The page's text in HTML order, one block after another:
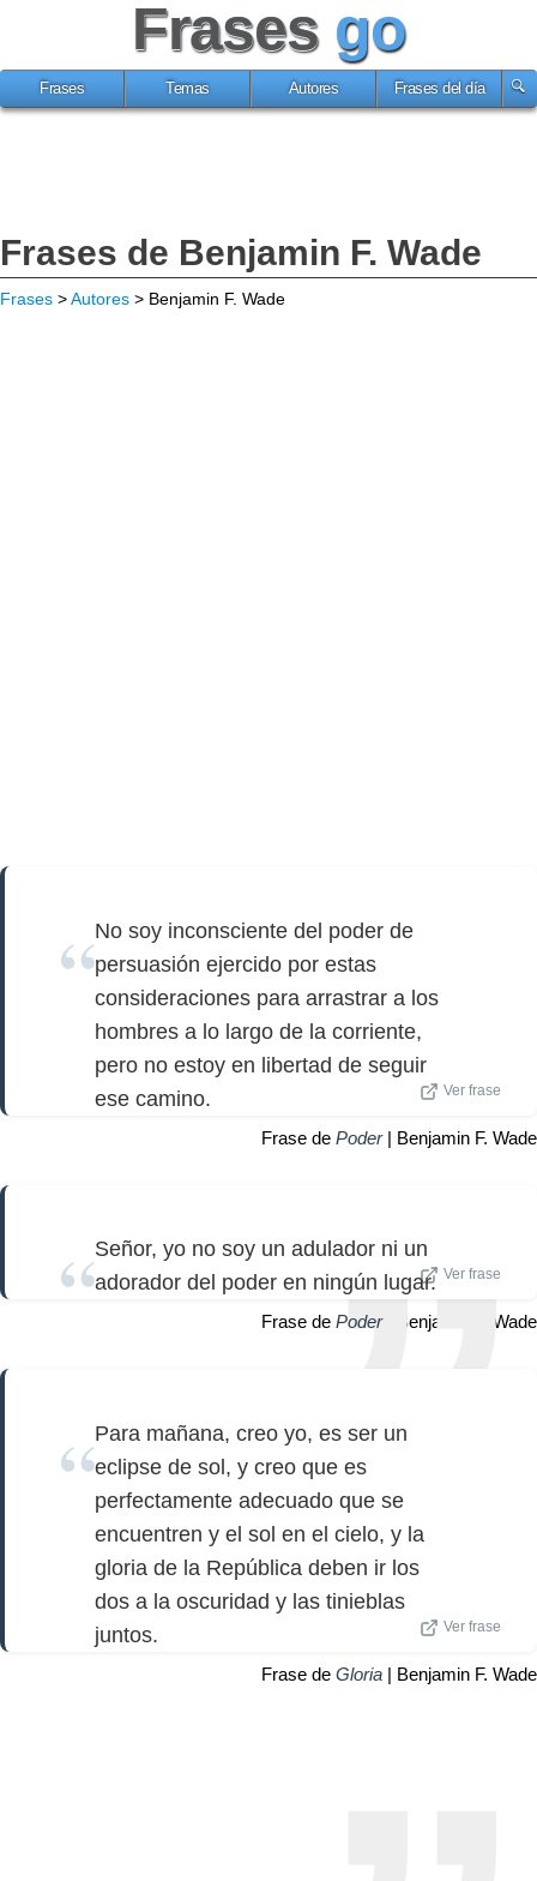
Frases go
Frases Temas Autores Frases del día
Frases de Benjamin F. Wade
Frases >Autores > Benjamin F. Wade
No soy inconsciente del poder de
persuasión ejercido por estas
consideraciones para arrastrar a los
hombres a lo largo de la corriente,
pero no estoy en libertad de seguir
ese camino.
Ver frase
Frase de Poder| Benjamin F. Wade
Señor, yo no soy un adulador ni un
adorador del poder en ningún lugar. Ver frase
Frase de Poder| Benjamin F. Wade
Para mañana, creo yo, es ser un
eclipse de sol, y creo que es
perfectamente adecuado que se
encuentren y el sol en el cielo, y la
gloria de la República deben ir los
dos a la oscuridad y las tinieblas
juntos.
Ver frase
Frase de Gloria | Benjamin F. Wade